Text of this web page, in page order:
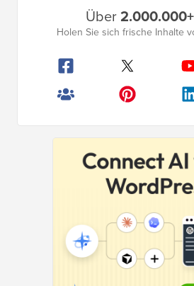
Seitenleistenmenü
Über2.000.000+
Holen Sie sich frische Inhalte